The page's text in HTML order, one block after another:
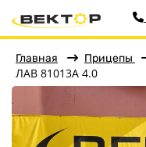
Главная Прицепы
ЛАВ 81013A 4.0